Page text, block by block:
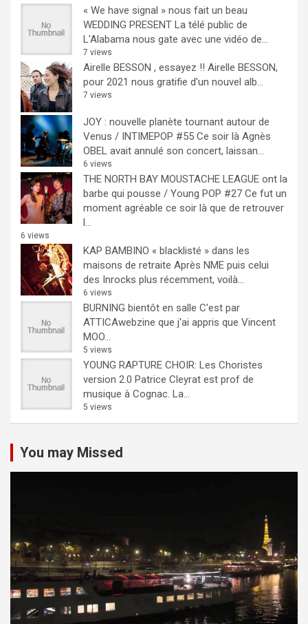
« We have signal » nous fait un beau
WEDDING PRESENT La télé public de
L'Alabama nous gate avec une vidéo de...
7 views
Airelle BESSON , essayez !! Airelle BESSON,
pour 2021 nous gratifie d'un nouvel alb...
7 views
JOY : nouvelle planète tournant autour de
Venus / INTIMEPOP #55 Ce soir là Agnès
OBEL avait annulé son concert, laissan...
6 views
THE NORTH BAY MOUSTACHE LEAGUE ont la
barbe qui pousse / Young POP #27 Ce fut un
moment agréable ce soir là que de retrouver
l...
6 views
KAP BAMBINO « blacklisté » dans les
maisons de retraite Après NME puis celui
des Inrocks plus récemment, voilà...
6 views
BURNING bientôt en salle C'est par
ATTICAwebzine que j'ai appris que Vincent
MOO...
5 views
YOUNG RAPTURE CHOIR: Les Choristes
version 2.0 Patrice Cleyrat est prof de
musique à Cognac. La...
5 views
You may Missed